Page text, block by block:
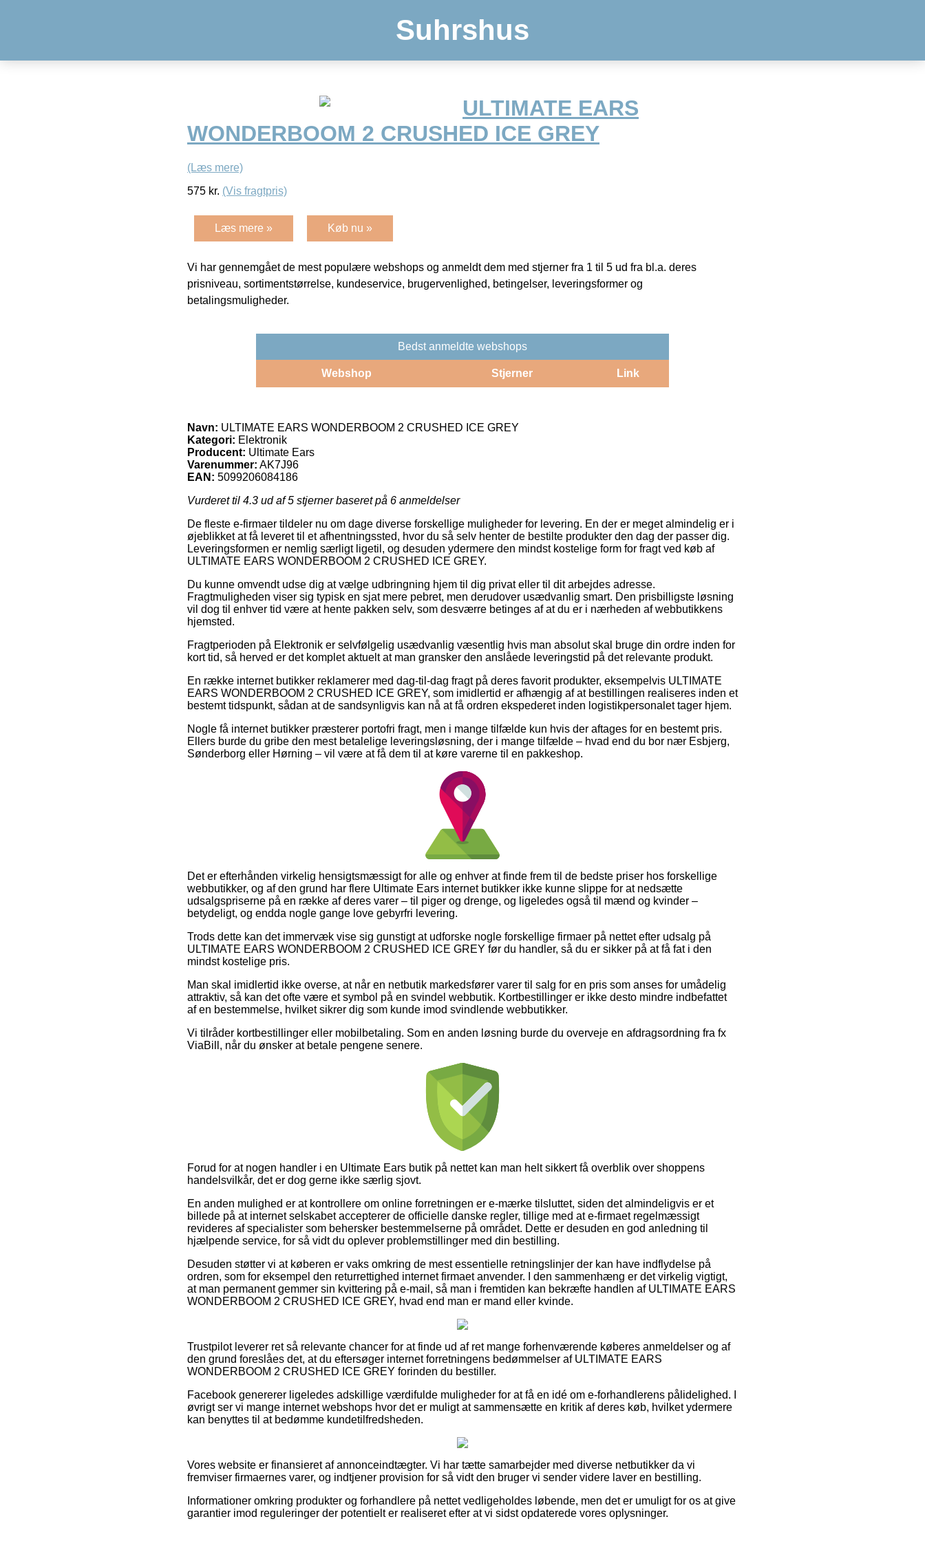
Suhrshus
ULTIMATE EARS
WONDERBOOM 2 CRUSHED ICE GREY
(Læs mere)
575 kr. (Vis fragtpris)
Læs mere » Køb nu »
Vi har gennemgået de mest populære webshops og anmeldt dem med stjerner fra 1 til 5 ud fra bl.a. deres
prisniveau, sortimentstørrelse, kundeservice, brugervenlighed, betingelser, leveringsformer og
betalingsmuligheder.
Bedst anmeldte webshops
Webshop Stjerner Link
Navn: ULTIMATE EARS WONDERBOOM 2 CRUSHED ICE GREY
Kategori: Elektronik
Producent: Ultimate Ears
Varenummer: AK7J96
EAN: 5099206084186
Vurderet til 4.3 ud af 5 stjerner baseret på 6 anmeldelser
De fleste e-firmaer tildeler nu om dage diverse forskellige muligheder for levering. En der er meget almindelig er i
øjeblikket at få leveret til et afhentningssted, hvor du så selv henter de bestilte produkter den dag der passer dig.
Leveringsformen er nemlig særligt ligetil, og desuden ydermere den mindst kostelige form for fragt ved køb af
ULTIMATE EARS WONDERBOOM 2 CRUSHED ICE GREY.
Du kunne omvendt udse dig at vælge udbringning hjem til dig privat eller til dit arbejdes adresse.
Fragtmuligheden viser sig typisk en sjat mere pebret, men derudover usædvanlig smart. Den prisbilligste løsning
vil dog til enhver tid være at hente pakken selv, som desværre betinges af at du er i nærheden af webbutikkens
hjemsted.
Fragtperioden på Elektronik er selvfølgelig usædvanlig væsentlig hvis man absolut skal bruge din ordre inden for
kort tid, så herved er det komplet aktuelt at man gransker den anslåede leveringstid på det relevante produkt.
En række internet butikker reklamerer med dag-til-dag fragt på deres favorit produkter, eksempelvis ULTIMATE
EARS WONDERBOOM 2 CRUSHED ICE GREY, som imidlertid er afhængig af at bestillingen realiseres inden et
bestemt tidspunkt, sådan at de sandsynligvis kan nå at få ordren ekspederet inden logistikpersonalet tager hjem.
Nogle få internet butikker præsterer portofri fragt, men i mange tilfælde kun hvis der aftages for en bestemt pris.
Ellers burde du gribe den mest betalelige leveringsløsning, der i mange tilfælde – hvad end du bor nær Esbjerg,
Sønderborg eller Hørning – vil være at få dem til at køre varerne til en pakkeshop.
Det er efterhånden virkelig hensigtsmæssigt for alle og enhver at finde frem til de bedste priser hos forskellige
webbutikker, og af den grund har flere Ultimate Ears internet butikker ikke kunne slippe for at nedsætte
udsalgspriserne på en række af deres varer – til piger og drenge, og ligeledes også til mænd og kvinder –
betydeligt, og endda nogle gange love gebyrfri levering.
Trods dette kan det immervæk vise sig gunstigt at udforske nogle forskellige firmaer på nettet efter udsalg på
ULTIMATE EARS WONDERBOOM 2 CRUSHED ICE GREY før du handler, så du er sikker på at få fat i den
mindst kostelige pris.
Man skal imidlertid ikke overse, at når en netbutik markedsfører varer til salg for en pris som anses for umådelig
attraktiv, så kan det ofte være et symbol på en svindel webbutik. Kortbestillinger er ikke desto mindre indbefattet
af en bestemmelse, hvilket sikrer dig som kunde imod svindlende webbutikker.
Vi tilråder kortbestillinger eller mobilbetaling. Som en anden løsning burde du overveje en afdragsordning fra fx
ViaBill, når du ønsker at betale pengene senere.
Forud for at nogen handler i en Ultimate Ears butik på nettet kan man helt sikkert få overblik over shoppens
handelsvilkår, det er dog gerne ikke særlig sjovt.
En anden mulighed er at kontrollere om online forretningen er e-mærke tilsluttet, siden det almindeligvis er et
billede på at internet selskabet accepterer de officielle danske regler, tillige med at e-firmaet regelmæssigt
revideres af specialister som behersker bestemmelserne på området. Dette er desuden en god anledning til
hjælpende service, for så vidt du oplever problemstillinger med din bestilling.
Desuden støtter vi at køberen er vaks omkring de mest essentielle retningslinjer der kan have indflydelse på
ordren, som for eksempel den returrettighed internet firmaet anvender. I den sammenhæng er det virkelig vigtigt,
at man permanent gemmer sin kvittering på e-mail, så man i fremtiden kan bekræfte handlen af ULTIMATE EARS
WONDERBOOM 2 CRUSHED ICE GREY, hvad end man er mand eller kvinde.
Trustpilot leverer ret så relevante chancer for at finde ud af ret mange forhenværende køberes anmeldelser og af
den grund foreslåes det, at du eftersøger internet forretningens bedømmelser af ULTIMATE EARS
WONDERBOOM 2 CRUSHED ICE GREY forinden du bestiller.
Facebook genererer ligeledes adskillige værdifulde muligheder for at få en idé om e-forhandlerens pålidelighed. I
øvrigt ser vi mange internet webshops hvor det er muligt at sammensætte en kritik af deres køb, hvilket ydermere
kan benyttes til at bedømme kundetilfredsheden.
Vores website er finansieret af annonceindtægter. Vi har tætte samarbejder med diverse netbutikker da vi
fremviser firmaernes varer, og indtjener provision for så vidt den bruger vi sender videre laver en bestilling.
Informationer omkring produkter og forhandlere på nettet vedligeholdes løbende, men det er umuligt for os at give
garantier imod reguleringer der potentielt er realiseret efter at vi sidst opdaterede vores oplysninger.